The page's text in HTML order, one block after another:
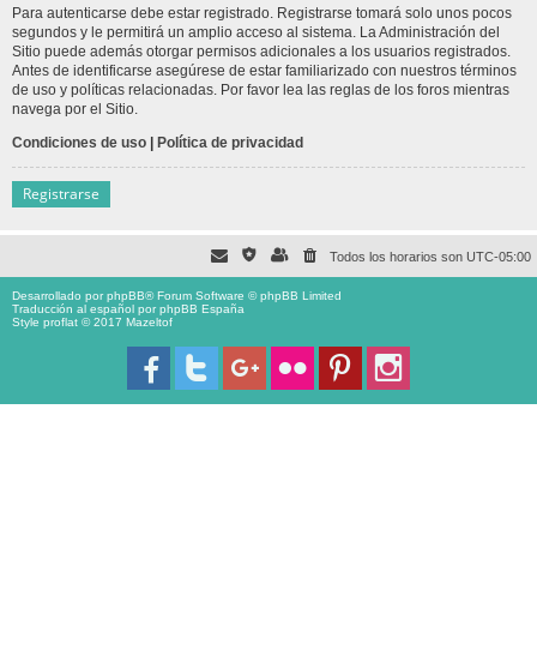
Para autenticarse debe estar registrado. Registrarse tomará solo unos pocos
segundos y le permitirá un amplio acceso al sistema. La Administración del
Sitio puede además otorgar permisos adicionales a los usuarios registrados.
Antes de identificarse asegúrese de estar familiarizado con nuestros términos
de uso y políticas relacionadas. Por favor lea las reglas de los foros mientras
navega por el Sitio.
Condiciones de uso | Política de privacidad
Registrarse
Todos los horarios son UTC-05:00
Desarrollado porphpBB® Forum Software © phpBB Limited
Traducción al español porphpBB España
Style proflat © 2017 Mazeltof